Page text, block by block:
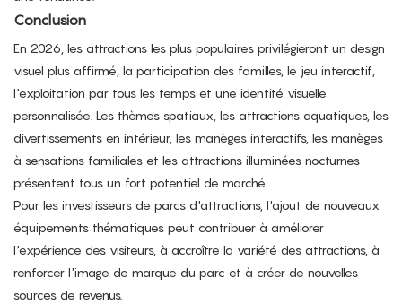
Conclusion
En 2026, les attractions les plus populaires privilégieront un design
visuel plus affirmé, la participation des familles, le jeu interactif,
l'exploitation par tous les temps et une identité visuelle
personnalisée. Les thèmes spatiaux, les attractions aquatiques, les
divertissements en intérieur, les manèges interactifs, les manèges
à sensations familiales et les attractions illuminées nocturnes
présentent tous un fort potentiel de marché.
Pour les investisseurs de parcs d'attractions, l'ajout de nouveaux
équipements thématiques peut contribuer à améliorer
l'expérience des visiteurs, à accroître la variété des attractions, à
renforcer l'image de marque du parc et à créer de nouvelles
sources de revenus.